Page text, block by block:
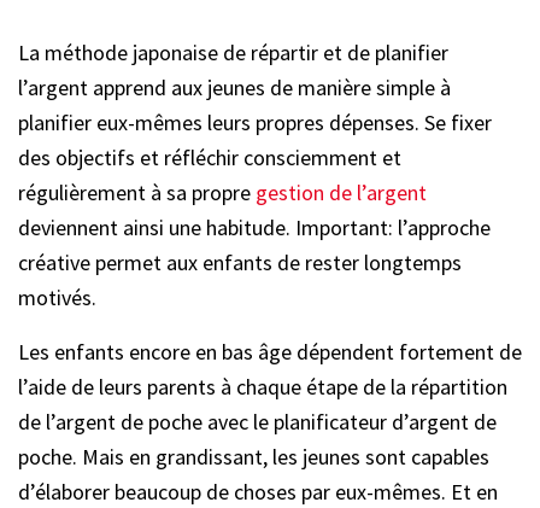
La méthode japonaise de répartir et de planifier
l’argent apprend aux jeunes de manière simple à
planifier eux-mêmes leurs propres dépenses. Se fixer
des objectifs et réfléchir consciemment et
régulièrement à sa propre gestion de l’argent
deviennent ainsi une habitude. Important: l’approche
créative permet aux enfants de rester longtemps
motivés.
Les enfants encore en bas âge dépendent fortement de
l’aide de leurs parents à chaque étape de la répartition
de l’argent de poche avec le planificateur d’argent de
poche. Mais en grandissant, les jeunes sont capables
d’élaborer beaucoup de choses par eux-mêmes. Et en